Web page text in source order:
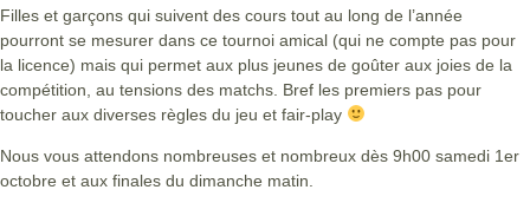
Filles et garçons qui suivent des cours tout au long de l’année
pourront se mesurer dans ce tournoi amical (qui ne compte pas pour
la licence) mais qui permet aux plus jeunes de goûter aux joies de la
compétition, au tensions des matchs. Bref les premiers pas pour
toucher aux diverses règles du jeu et fair-play
Nous vous attendons nombreuses et nombreux dès 9h00 samedi 1er
octobre et aux finales du dimanche matin.